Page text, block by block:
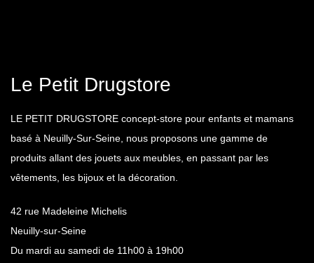
Le Petit Drugstore
LE PETIT DRUGSTORE concept-store pour enfants et mamans
basé à Neuilly-Sur-Seine, nous proposons une gamme de
produits allant des jouets aux meubles, en passant par les
vêtements, les bijoux et la décoration.
42 rue Madeleine Michelis
Neuilly-sur-Seine
Du mardi au samedi de 11h00 à 19h00